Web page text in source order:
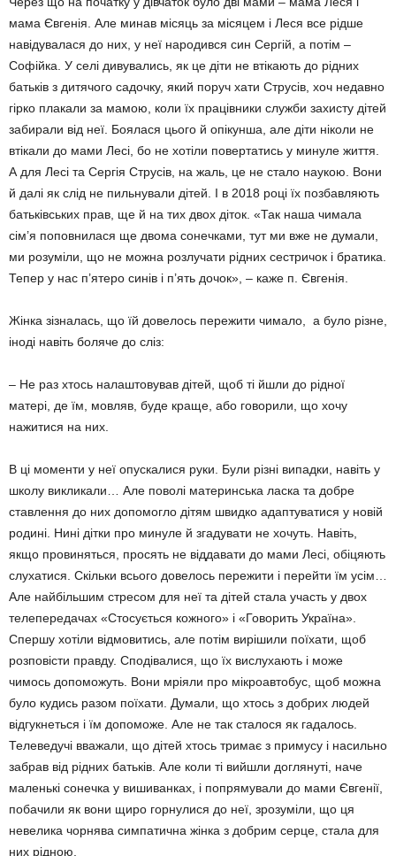
мама Євгенія. Але минав місяць за місяцем і Леся все рідше
навідувалася до них, у неї народився син Сергій, а потім –
Софійка. У селі дивувались, як це діти не втікають до рідних
батьків з дитячого садочку, який поруч хати Струсів, хоч недавно
гірко плакали за мамою, коли їх працівники служби захисту дітей
забирали від неї. Боялася цього й опікунша, але діти ніколи не
втікали до мами Лесі, бо не хотіли повертатись у минуле життя.
А для Лесі та Сергія Струсів, на жаль, це не стало наукою. Вони
й далі як слід не пильнували дітей. І в 2018 році їх позбавляють
батьківських прав, ще й на тих двох діток. «Так наша чимала
сім’я поповнилася ще двома сонечками, тут ми вже не думали,
ми розуміли, що не можна розлучати рідних сестричок і братика.
Тепер у нас п’ятеро синів і п’ять дочок», – каже п. Євгенія.
Жінка зізналась, що їй довелось пережити чимало, а було різне,
іноді навіть боляче до сліз:
– Не раз хтось налаштовував дітей, щоб ті йшли до рідної
матері, де їм, мовляв, буде краще, або говорили, що хочу
нажитися на них.
В ці моменти у неї опускалися руки. Були різні випадки, навіть у
школу викликали… Але поволі материнська ласка та добре
ставлення до них допомогло дітям швидко адаптуватися у новій
родині. Нині дітки про минуле й згадувати не хочуть. Навіть,
якщо провиняться, просять не віддавати до мами Лесі, обіцяють
слухатися. Скільки всього довелось пережити і перейти їм усім…
Але найбільшим стресом для неї та дітей стала участь у двох
телепередачах «Стосується кожного» і «Говорить Україна».
Спершу хотіли відмовитись, але потім вирішили поїхати, щоб
розповісти правду. Сподівалися, що їх вислухають і може
чимось допоможуть. Вони мріяли про мікроавтобус, щоб можна
було кудись разом поїхати. Думали, що хтось з добрих людей
відгукнеться і їм допоможе. Але не так сталося як гадалось.
Телеведучі вважали, що дітей хтось тримає з примусу і насильно
забрав від рідних батьків. Але коли ті вийшли доглянуті, наче
маленькі сонечка у вишиванках, і попрямували до мами Євгенії,
побачили як вони щиро горнулися до неї, зрозуміли, що ця
невелика чорнява симпатична жінка з добрим серце, стала для
них рідною.